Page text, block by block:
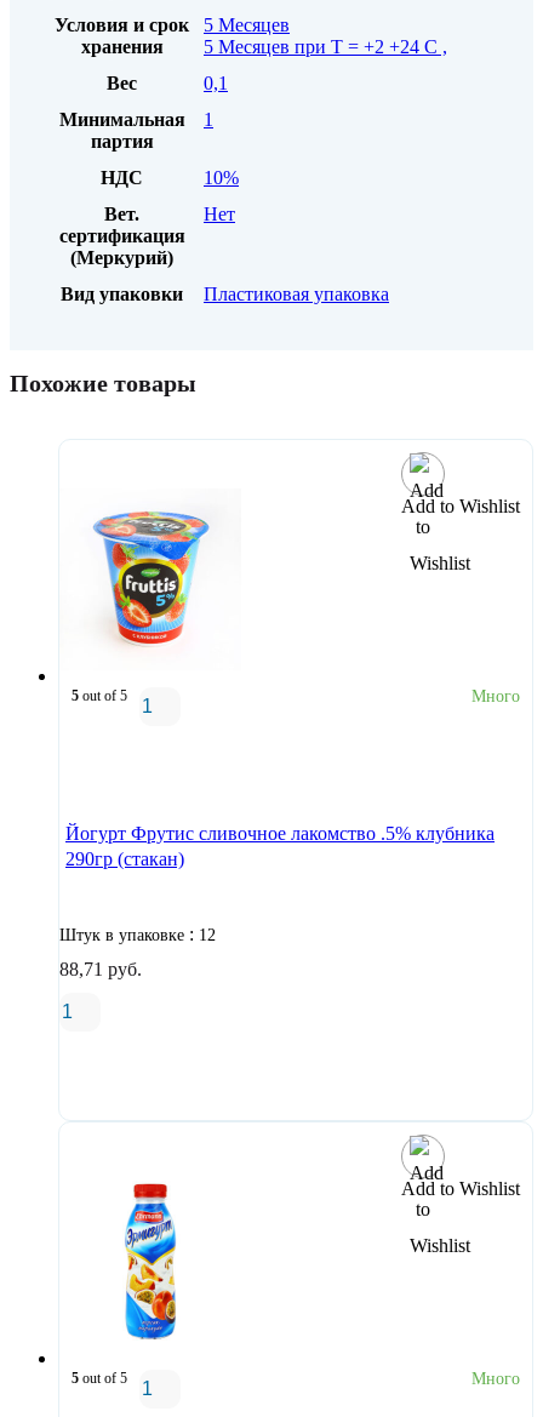
Условия и срок
хранения
5 Месяцев
5 Месяцев при Т = +2 +24 С ,
Вес
0,1
Минимальная
партия
1
НДС
10%
Вет.
сертификация
(Меркурий)
Нет
Вид упаковки Пластиковая упаковка
Похожие товары
Add to Wishlist
5 out of 5 Много
Йогурт Фрутис сливочное лакомство .5% клубника
290гр (стакан)
Штук в упаковке : 12
88,71 руб.
Add to Wishlist
5 out of 5 Много